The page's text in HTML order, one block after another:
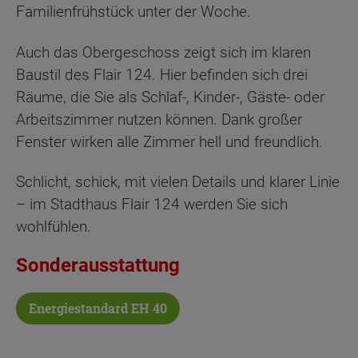
Familienfrühstück unter der Woche.
Auch das Obergeschoss zeigt sich im klaren
Baustil des Flair 124. Hier befinden sich drei
Räume, die Sie als Schlaf-, Kinder-, Gäste- oder
Arbeitszimmer nutzen können. Dank großer
Fenster wirken alle Zimmer hell und freundlich.
Schlicht, schick, mit vielen Details und klarer Linie
– im Stadthaus Flair 124 werden Sie sich
wohlfühlen.
Sonderausstattung
Energiestandard EH 40